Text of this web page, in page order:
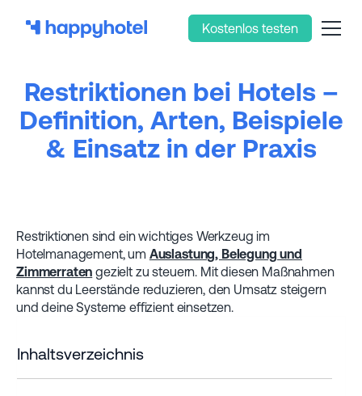
Kostenlos testen
Restriktionen bei Hotels –
Definition, Arten, Beispiele
& Einsatz in der Praxis
Restriktionen sind ein wichtiges Werkzeug im
Hotelmanagement, um Auslastung, Belegung und
Zimmerraten gezielt zu steuern. Mit diesen Maßnahmen
kannst du Leerstände reduzieren, den Umsatz steigern
und deine Systeme effizient einsetzen.
Inhaltsverzeichnis